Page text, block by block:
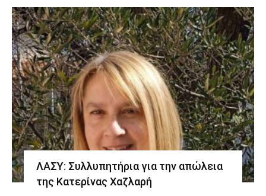
ΛΑΣΥ: Συλλυπητήρια για την απώλεια
της Κατερίνας Χαζλαρή